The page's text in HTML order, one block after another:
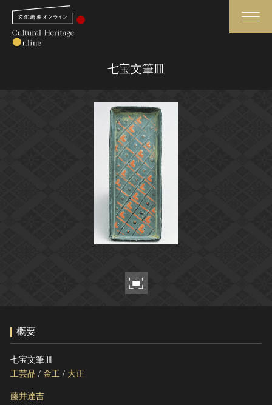
動画で見る無形の文化財
媒体資料・関連記事等
博物館、美術館の皆さまへ
文化庁よりご挨拶
今月のみどころ
ヘルプ
文化遺産データベース
七宝文筆皿
概要
七宝文筆皿
工芸品 / 金工 / 大正
藤井達吉